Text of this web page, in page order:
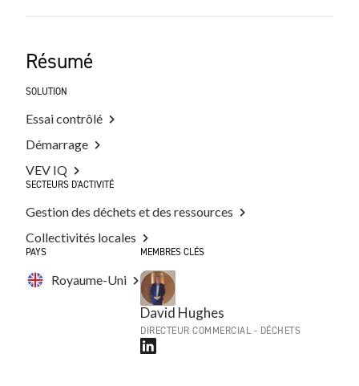
Résumé
SOLUTION
Essai contrôlé
Démarrage
VEV IQ
SECTEURS D'ACTIVITÉ
Gestion des déchets et des ressources
Collectivités locales
PAYS
Royaume-Uni
MEMBRES CLÉS
David Hughes
DIRECTEUR COMMERCIAL - DÉCHETS